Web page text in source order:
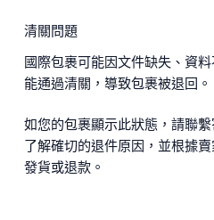
清關問題
國際包裹可能因文件缺失、資
能通過清關，導致包裹被退回。
如您的包裹顯示此狀態，請聯繫
了解確切的退件原因，並根據
發貨或退款。